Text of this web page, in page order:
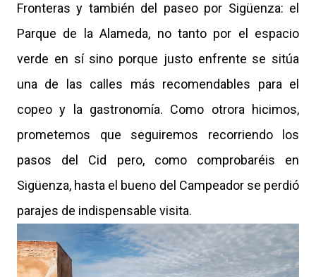
Fronteras y también del paseo por Sigüenza: el
Parque de la Alameda, no tanto por el espacio
verde en sí sino porque justo enfrente se sitúa
una de las calles más recomendables para el
copeo y la gastronomía. Como otrora hicimos,
prometemos que seguiremos recorriendo los
pasos del Cid pero, como comprobaréis en
Sigüenza, hasta el bueno del Campeador se perdió
parajes de indispensable visita.